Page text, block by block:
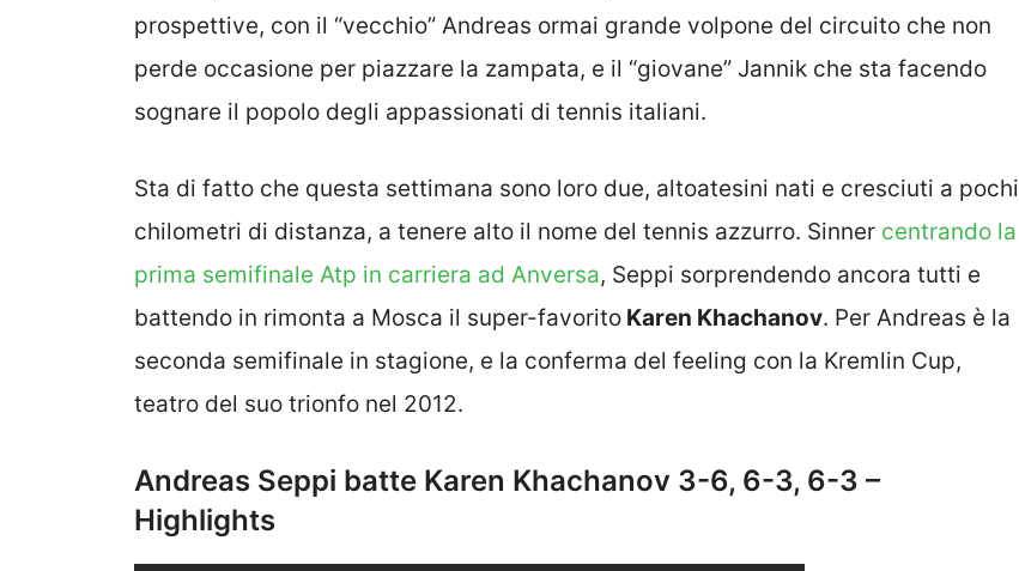
prospettive, con il “vecchio” Andreas ormai grande volpone del circuito che non
perde occasione per piazzare la zampata, e il “giovane” Jannik che sta facendo
sognare il popolo degli appassionati di tennis italiani.
Sta di fatto che questa settimana sono loro due, altoatesini nati e cresciuti a pochi
chilometri di distanza, a tenere alto il nome del tennis azzurro. Sinner centrando la
prima semifinale Atp in carriera ad Anversa, Seppi sorprendendo ancora tutti e
battendo in rimonta a Mosca il super-favorito Karen Khachanov. Per Andreas è la
seconda semifinale in stagione, e la conferma del feeling con la Kremlin Cup,
teatro del suo trionfo nel 2012.
Andreas Seppi batte Karen Khachanov 3-6, 6-3, 6-3 –
Highlights